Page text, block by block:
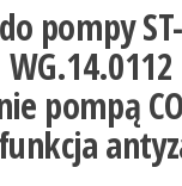
pompy ST-
WG.14.0112
pompą